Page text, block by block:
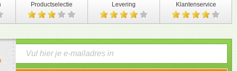
Productselectie Levering Klantenservice